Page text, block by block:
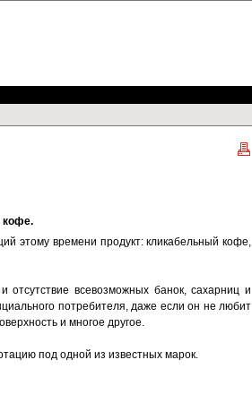
кофе.
этому времени продукт: кликабельный кофе,
всевозможных банок, сахарниц и
потребителя, даже если он не любит
и многое другое.
под одной из известных марок.